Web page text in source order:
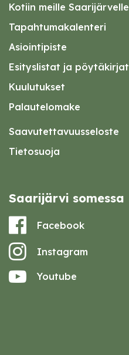
Kotiin meille Saarijärvelle
Tapahtumakalenteri
Asiointipiste
Esityslistat ja pöytäkirjat
Kuulutukset
Palautelomake
Saavutettavuusseloste
Tietosuoja
Saarijärvi somessa
Facebook
Instagram
Youtube